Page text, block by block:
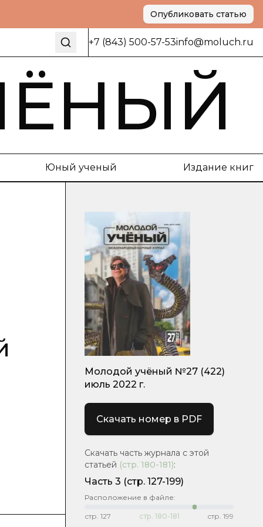
Опубликовать статью
+7 (843) 500-57-53info@moluch.ru
Юный ученый Издание книг
Молодой учёный №27 (422)
июль 2022 г.
Скачать номер в PDF
Скачать часть журнала с этой
статьей (стр. 180-181):
Часть 3 (стр. 127-199)
Расположение в файле:
стр. 127 стр. 180-181 стр. 199